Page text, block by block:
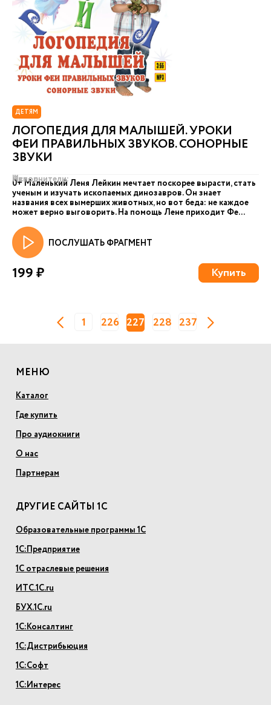
ДЕТЯМ
ЛОГОПЕДИЯ ДЛЯ МАЛЫШЕЙ. УРОКИ
ФЕИ ПРАВИЛЬНЫХ ЗВУКОВ. СОНОРНЫЕ
ЗВУКИ
Автор:
Исполнители:
0+ Маленький Леня Лейкин мечтает поскорее вырасти, стать
ученым и изучать ископаемых динозавров. Он знает
названия всех вымерших животных, но вот беда: не каждое
может верно выговорить. На помощь Лене приходит Фе...
ПОСЛУШАТЬ ФРАГМЕНТ
199 ₽ Купить
1 226 227 228 237
МЕНЮ
Каталог
Где купить
Про аудиокниги
О нас
Партнерам
ДРУГИЕ САЙТЫ 1С
Образовательные программы 1С
1С:Предприятие
1С отраслевые решения
ИТС.1С.ru
БУХ.1С.ru
1С:Консалтинг
1С:Дистрибьюция
1С:Софт
1С:Интерес